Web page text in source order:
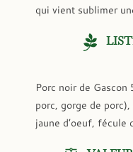
qui vient sublimer
Porc noir de
porc, gorge de
jaune d’oeuf, fécule